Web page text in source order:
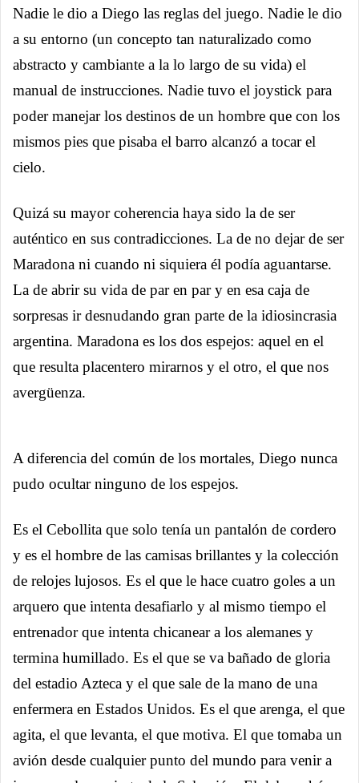
Nadie le dio a Diego las reglas del juego. Nadie le dio
a su entorno (un concepto tan naturalizado como
abstracto y cambiante a la lo largo de su vida) el
manual de instrucciones. Nadie tuvo el joystick para
poder manejar los destinos de un hombre que con los
mismos pies que pisaba el barro alcanzó a tocar el
cielo.
Quizá su mayor coherencia haya sido la de ser
auténtico en sus contradicciones. La de no dejar de ser
Maradona ni cuando ni siquiera él podía aguantarse.
La de abrir su vida de par en par y en esa caja de
sorpresas ir desnudando gran parte de la idiosincrasia
argentina. Maradona es los dos espejos: aquel en el
que resulta placentero mirarnos y el otro, el que nos
avergüenza.
A diferencia del común de los mortales, Diego nunca
pudo ocultar ninguno de los espejos.
Es el Cebollita que solo tenía un pantalón de cordero
y es el hombre de las camisas brillantes y la colección
de relojes lujosos. Es el que le hace cuatro goles a un
arquero que intenta desafiarlo y al mismo tiempo el
entrenador que intenta chicanear a los alemanes y
termina humillado. Es el que se va bañado de gloria
del estadio Azteca y el que sale de la mano de una
enfermera en Estados Unidos. Es el que arenga, el que
agita, el que levanta, el que motiva. El que tomaba un
avión desde cualquier punto del mundo para venir a